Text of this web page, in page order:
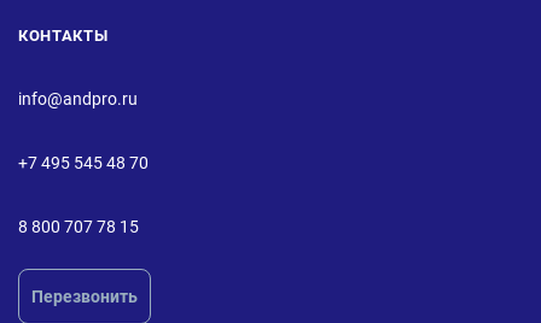
КОНТАКТЫ
info@andpro.ru
+7 495 545 48 70
8 800 707 78 15
Перезвонить